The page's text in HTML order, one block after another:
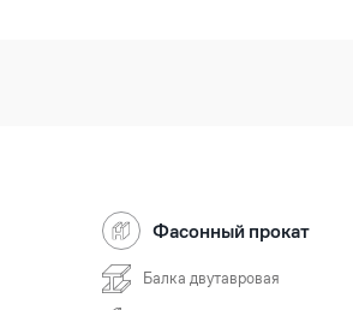
Фасонный прокат
Балка двутавровая